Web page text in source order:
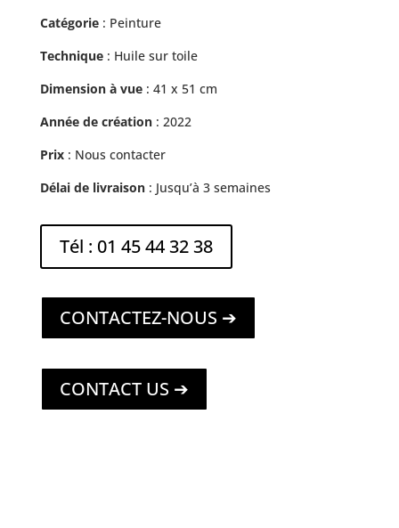
Catégorie: Peinture
Technique : Huile sur toile
Dimension à vue: 41 x 51 cm
Année de création: 2022
Prix: Nous contacter
Délai de livraison: Jusqu’à 3 semaines
Tél : 01 45 44 32 38
CONTACTEZ-NOUS ➔
CONTACT US ➔